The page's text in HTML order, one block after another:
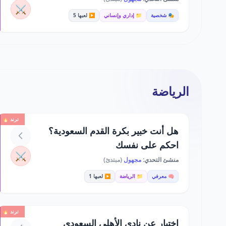
🎭 شخصية 📁 إداري وإنساني ▶️ لعبها 5 ⚔️
الرياضة
ترند 🔥
هل أنت خبير بكرة القدم السعودية؟
احكم على نفسك
منشئ التحدي:مجهول (مبتدئ)
🧠 معرفي 📁 الرياضة ▶️ لعبها 1
⚔️
ترند 🔥
اختبار عن نادي الأهلي السعودي